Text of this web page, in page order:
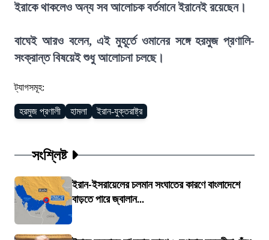
ইরাকে থাকলেও অন্য সব আলোচক বর্তমানে ইরানেই রয়েছেন।
বাঘেই আরও বলেন, এই মুহূর্তে ওমানের সঙ্গে হরমুজ প্রণালি-
সংক্রান্ত বিষয়েই শুধু আলোচনা চলছে।
ট্যাগসমূহ:
হরমুজ প্রণালী হামলা ইরান-যুক্তরাষ্ট্র
সংশ্লিষ্ট
ইরান-ইসরায়েলের চলমান সংঘাতের কারণে বাংলাদেশে
বাড়তে পারে জ্বালান...